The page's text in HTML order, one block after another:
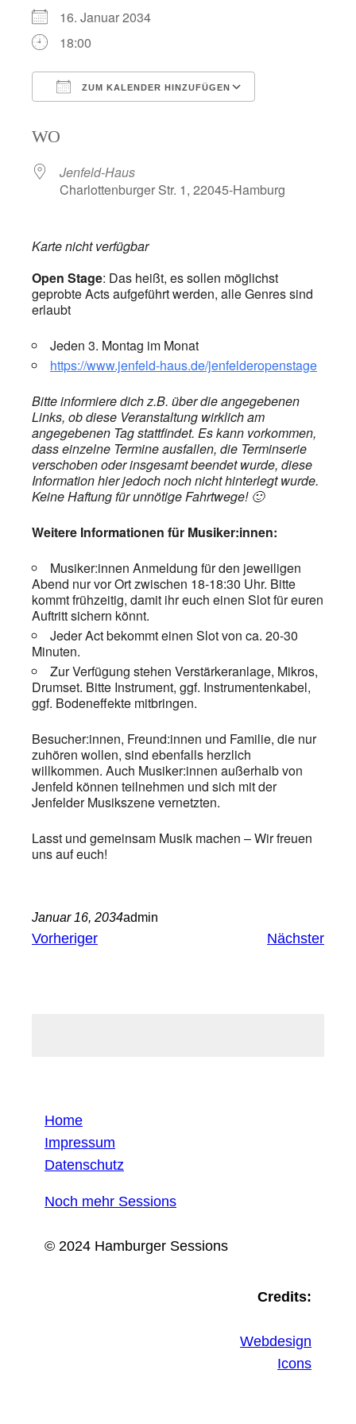
16. Januar 2034
18:00
ZUM KALENDER HINZUFÜGEN
WO
Jenfeld-Haus
Charlottenburger Str. 1, 22045-Hamburg
Karte nicht verfügbar
Open Stage: Das heißt, es sollen möglichst
geprobte Acts aufgeführt werden, alle Genres sind
erlaubt
Jeden 3. Montag im Monat
https://www.jenfeld-haus.de/jenfelderopenstage
Bitte informiere dich z.B. über die angegebenen
Links, ob diese Veranstaltung wirklich am
angegebenen Tag stattfindet. Es kann vorkommen,
dass einzelne Termine ausfallen, die Terminserie
verschoben oder insgesamt beendet wurde, diese
Information hier jedoch noch nicht hinterlegt wurde.
Keine Haftung für unnötige Fahrtwege! 🙂
Weitere Informationen für Musiker:innen:
Musiker:innen Anmeldung für den jeweiligen
Abend nur vor Ort zwischen 18-18:30 Uhr. Bitte
kommt frühzeitig, damit ihr euch einen Slot für euren
Auftritt sichern könnt.
Jeder Act bekommt einen Slot von ca. 20-30
Minuten.
Zur Verfügung stehen Verstärkeranlage, Mikros,
Drumset. Bitte Instrument, ggf. Instrumentenkabel,
ggf. Bodeneffekte mitbringen.
Besucher:innen, Freund:innen und Familie, die nur
zuhören wollen, sind ebenfalls herzlich
willkommen. Auch Musiker:innen außerhalb von
Jenfeld können teilnehmen und sich mit der
Jenfelder Musikszene vernetzten.
Lasst und gemeinsam Musik machen – Wir freuen
uns auf euch!
Januar 16, 2034admin
Vorheriger Nächster
Home
Impressum
Datenschutz
Noch mehr Sessions
© 2024 Hamburger Sessions
Credits:
Webdesign
Icons